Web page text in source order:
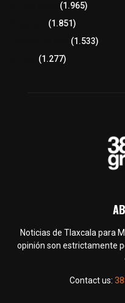
(1.965)
(1.851)
(1.533)
(1.277)
Noticias de Tlaxcala para
opinión son estrictamente
Contact us: